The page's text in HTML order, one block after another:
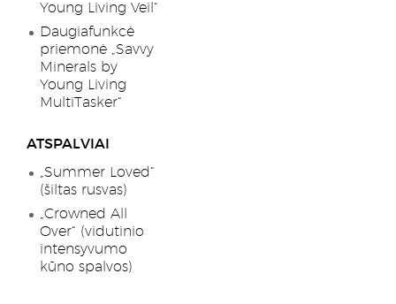
Young Living Veil“
Daugiafunkcė
priemonė „Savvy
Minerals by
Young Living
MultiTasker“
ATSPALVIAI
„Summer Loved“
(šiltas rusvas)
„Crowned All
Over“ (vidutinio
intensyvumo
kūno spalvos)